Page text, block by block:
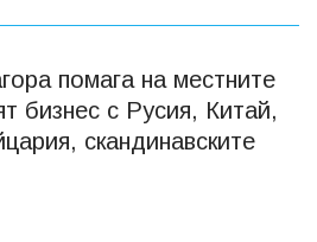
помага на местните
бизнес с Русия, Китай,
скандинавските